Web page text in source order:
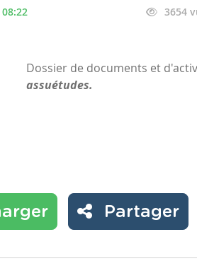
3654
Dossier de documents et
assuétudes.
Partager